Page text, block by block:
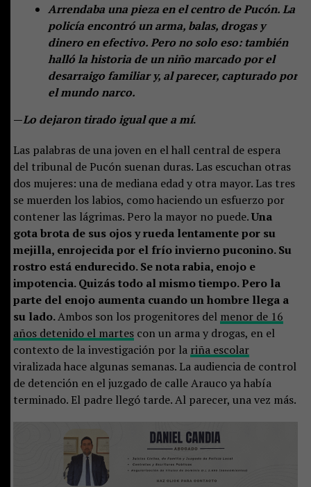
Arrendaba una pieza en el centro de Pucón. La
policía encontró un arma, balas, drogas y
dinero en efectivo. Pero no solo eso: también
halló la historia de un niño marcado por el
desarraigo familiar y, al parecer, capturado por
el mundo narco.
—Lo dejaron tirado igual que a mí.
Las palabras de una joven en el hall central de espera
del tribunal de Pucón suenan duras. Las escuchan otras
dos mujeres: una de mediana edad y otra mayor. Las tres
se muerden los labios, como haciendo un esfuerzo por
contener las lágrimas. Pero la mayor no puede.Una
gota brota de sus ojos y rueda lentamente por su
mejilla, enrojecida por el frío invierno puconino. Su
rostro está endurecido. Se nota rabia, enojo e
impotencia. Quizás todo al mismo tiempo. Pero la
parte del enojo aumenta cuando un hombre llega a
su lado.Ambos son los progenitores del menor de 16
años detenido el martescon un arma y drogas, en el
contexto de la investigación por la riña escolar
viralizada hace algunas semanas. La audiencia de control
de detención en el juzgado de calle Arauco ya había
terminado. El padre llegó tarde. Al parecer, una vez más.